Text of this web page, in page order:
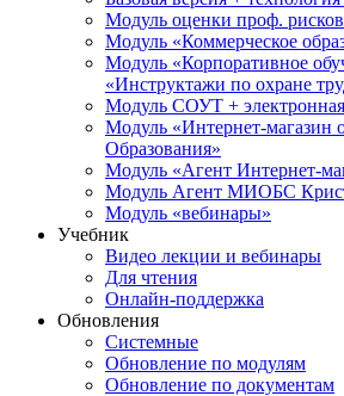
Модуль оценки проф. рисков
Модуль «Коммерческое
Модуль «Корпоративное
«Инструктажи по охране
Модуль СОУТ + электронная
Модуль «Интернет-магазин
Образования»
Модуль «Агент Интернет-
Модуль Агент МИОБС
Модуль «вебинары»
Учебник
Видео лекции и вебинары
Для чтения
Онлайн-поддержка
Обновления
Системные
Обновление по модулям
Обновление по документам